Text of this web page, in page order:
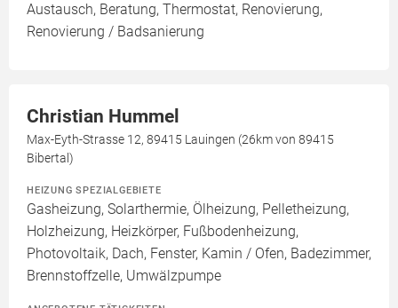
Austausch, Beratung, Thermostat, Renovierung,
Renovierung / Badsanierung
Christian Hummel
Max-Eyth-Strasse 12, 89415 Lauingen (26km von 89415
Bibertal)
HEIZUNG SPEZIALGEBIETE
Gasheizung, Solarthermie, Ölheizung, Pelletheizung,
Holzheizung, Heizkörper, Fußbodenheizung,
Photovoltaik, Dach, Fenster, Kamin / Ofen, Badezimmer,
Brennstoffzelle, Umwälzpumpe